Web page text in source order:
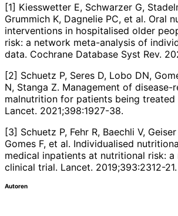
[1] Kiesswetter E, Schwarzer G,
Grummich K, Dagnelie PC, et al. Oral
interventions in hospitalised older
risk: a network meta-analysis of
data. Cochrane Database Syst Rev.
[2] Schuetz P, Seres D, Lobo DN,
N, Stanga Z. Management of disease-
malnutrition for patients being treated
Lancet. 2021;398:1927-38.
[3] Schuetz P, Fehr R, Baechli V,
Gomes F, et al. Individualised
medical inpatients at nutritional risk: a
clinical trial. Lancet. 2019;393:2312-21.
Autoren